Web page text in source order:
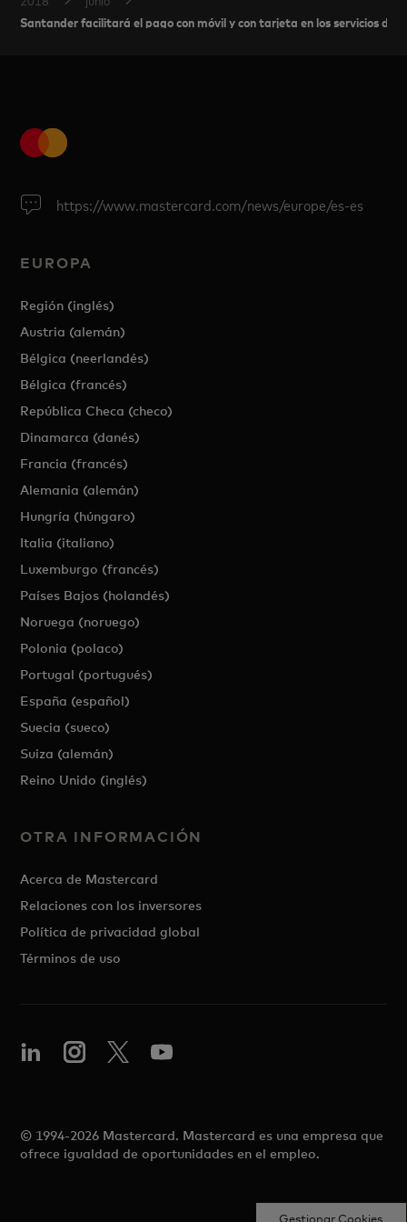
Santander facilitará el pago con móvil y con tarjeta en los servicios de
https://www.mastercard.com/news/europe/es-es
EUROPA
Región (inglés)
Austria (alemán)
Bélgica (neerlandés)
Bélgica (francés)
República Checa (checo)
Dinamarca (danés)
Francia (francés)
Alemania (alemán)
Hungría (húngaro)
Italia (italiano)
Luxemburgo (francés)
Países Bajos (holandés)
Noruega (noruego)
Polonia (polaco)
Portugal (portugués)
España (español)
Suecia (sueco)
Suiza (alemán)
Reino Unido (inglés)
OTRA INFORMACIÓN
Acerca de Mastercard
Relaciones con los inversores
Política de privacidad global
Términos de uso
© 1994-2026 Mastercard. Mastercard es una empresa que
ofrece igualdad de oportunidades en el empleo.
Gestionar Cookies